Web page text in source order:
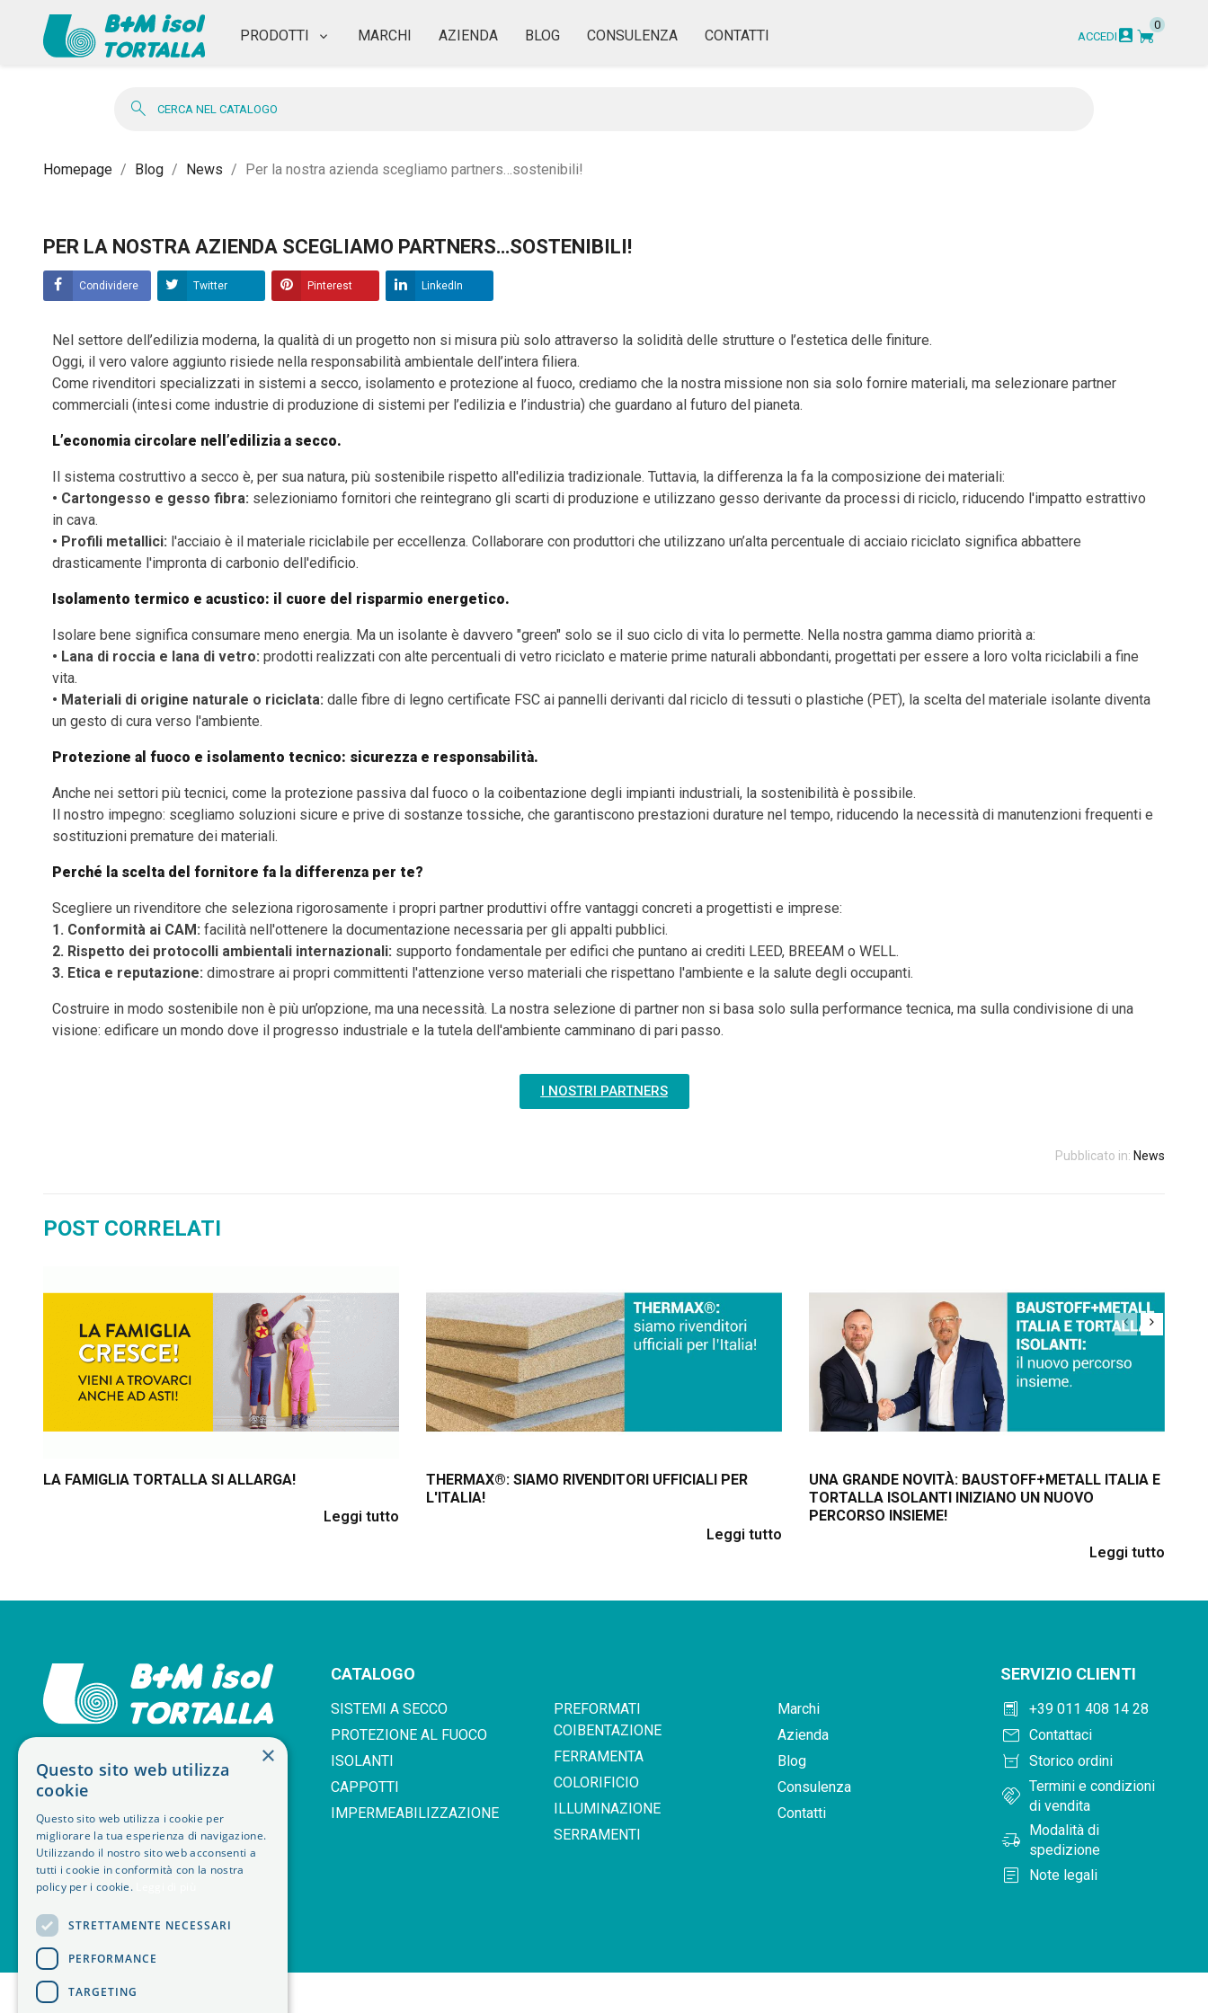
PRODOTTI MARCHI AZIENDA BLOG CONSULENZA CONTATTI ACCEDI account_box garden_cart0
search
Homepage Blog News Per la nostra azienda scegliamo partners…sostenibili!
PER LA NOSTRA AZIENDA SCEGLIAMO PARTNERS…SOSTENIBILI!
Condividere Twitter Pinterest LinkedIn
Nel settore dell’edilizia moderna, la qualità di un progetto non si misura più solo attraverso la solidità delle strutture o l’estetica delle finiture.
Oggi, il vero valore aggiunto risiede nella responsabilità ambientale dell’intera filiera.
Come rivenditori specializzati in sistemi a secco, isolamento e protezione al fuoco, crediamo che la nostra missione non sia solo fornire materiali, ma selezionare partner
commerciali (intesi come industrie di produzione di sistemi per l’edilizia e l’industria) che guardano al futuro del pianeta.
L’economia circolare nell’edilizia a secco.
Il sistema costruttivo a secco è, per sua natura, più sostenibile rispetto all'edilizia tradizionale. Tuttavia, la differenza la fa la composizione dei materiali:
• Cartongesso e gesso fibra: selezioniamo fornitori che reintegrano gli scarti di produzione e utilizzano gesso derivante da processi di riciclo, riducendo l'impatto estrattivo
in cava.
• Profili metallici: l'acciaio è il materiale riciclabile per eccellenza. Collaborare con produttori che utilizzano un’alta percentuale di acciaio riciclato significa abbattere
drasticamente l'impronta di carbonio dell'edificio.
Isolamento termico e acustico: il cuore del risparmio energetico.
Isolare bene significa consumare meno energia. Ma un isolante è davvero "green" solo se il suo ciclo di vita lo permette. Nella nostra gamma diamo priorità a:
• Lana di roccia e lana di vetro: prodotti realizzati con alte percentuali di vetro riciclato e materie prime naturali abbondanti, progettati per essere a loro volta riciclabili a fine
vita.
• Materiali di origine naturale o riciclata: dalle fibre di legno certificate FSC ai pannelli derivanti dal riciclo di tessuti o plastiche (PET), la scelta del materiale isolante diventa
un gesto di cura verso l'ambiente.
Protezione al fuoco e isolamento tecnico: sicurezza e responsabilità.
Anche nei settori più tecnici, come la protezione passiva dal fuoco o la coibentazione degli impianti industriali, la sostenibilità è possibile.
Il nostro impegno: scegliamo soluzioni sicure e prive di sostanze tossiche, che garantiscono prestazioni durature nel tempo, riducendo la necessità di manutenzioni frequenti e
sostituzioni premature dei materiali.
Perché la scelta del fornitore fa la differenza per te?
Scegliere un rivenditore che seleziona rigorosamente i propri partner produttivi offre vantaggi concreti a progettisti e imprese:
1. Conformità ai CAM: facilità nell'ottenere la documentazione necessaria per gli appalti pubblici.
2. Rispetto dei protocolli ambientali internazionali: supporto fondamentale per edifici che puntano ai crediti LEED, BREEAM o WELL.
3. Etica e reputazione: dimostrare ai propri committenti l'attenzione verso materiali che rispettano l'ambiente e la salute degli occupanti.
Costruire in modo sostenibile non è più un’opzione, ma una necessità. La nostra selezione di partner non si basa solo sulla performance tecnica, ma sulla condivisione di una
visione: edificare un mondo dove il progresso industriale e la tutela dell'ambiente camminano di pari passo.
I NOSTRI PARTNERS
Pubblicato in: News
POST CORRELATI
LA FAMIGLIA TORTALLA SI ALLARGA!
Leggi tutto
THERMAX®: SIAMO RIVENDITORI UFFICIALI PER
L'ITALIA!
Leggi tutto
UNA GRANDE NOVITÀ: BAUSTOFF+METALL ITALIA E
TORTALLA ISOLANTI INIZIANO UN NUOVO
PERCORSO INSIEME!
Leggi tutto
SEDE LEGALE GRUGLIASCO 10095 TO
VIA LEONARDO DA VINCI, 25
PI. IT06403410019
CATALOGO
SISTEMI A SECCO
PROTEZIONE AL FUOCO
ISOLANTI
CAPPOTTI
IMPERMEABILIZZAZIONE
PREFORMATI
COIBENTAZIONE
FERRAMENTA
COLORIFICIO
ILLUMINAZIONE
SERRAMENTI
Marchi
Azienda
Blog
Consulenza
Contatti
SERVIZIO CLIENTI
deskphone +39 011 408 14 28
mail Contattaci
orders Storico ordini
handshake Termini e condizioni
di vendita
delivery_truck_speed Modalità di
spedizione
article Note legali
<
×
Questo sito web utilizza
cookie
Questo sito web utilizza i cookie per
migliorare la tua esperienza di navigazione.
Utilizzando il nostro sito web acconsenti a
tutti i cookie in conformità con la nostra
policy per i cookie.
STRETTAMENTE NECESSARI
PERFORMANCE
TARGETING